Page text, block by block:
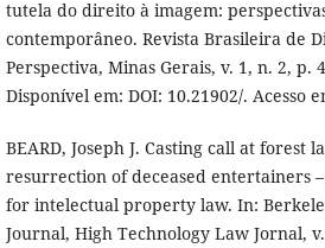
tutela do direito à imagem:
contemporâneo. Revista Brasileira de
Perspectiva, Minas Gerais, v. 1, n. 2, p.
Disponível em: DOI: 10.21902/. Acesso
BEARD, Joseph J. Casting call at forest
resurrection of deceased entertainers
for intelectual property law. In:
Journal, High Technology Law Jornal,